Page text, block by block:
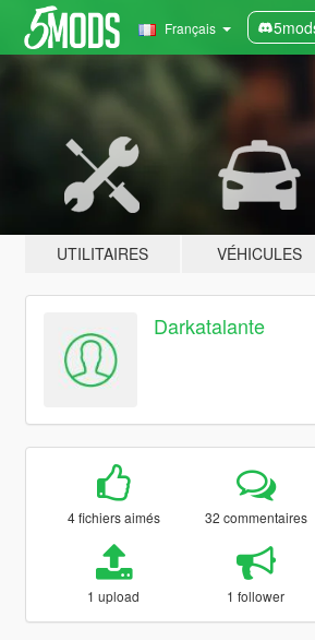
Français
UTILITAIRES VÉHICULES
Darkatalante
4 fichiers aimés 32 commentaires
1 upload 1 follower